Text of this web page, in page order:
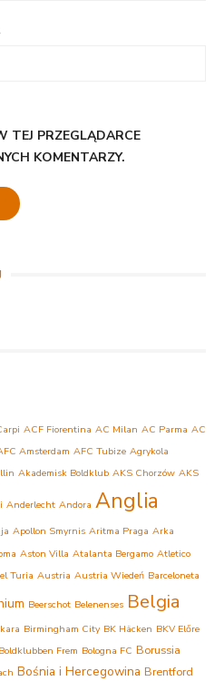
TEJ PRZEGLĄDARCE
KOMENTARZY.
ACF Fiorentina AC Milan AC Parma AC
Amsterdam AFC Tubize Agrykola
Akademisk Boldklub AKS Chorzów AKS
Anderlecht Andora Anglia
Apollon Smyrnis Aritma Praga Arka
Aston Villa Atalanta Bergamo Atletico
Turia Austria Austria Wiedeń Barceloneta
Beerschot Belenenses Belgia
Birmingham City BK Häcken BKV Előre
Boldklubben Frem Bologna FC Borussia
Bośnia i Hercegowina Brentford